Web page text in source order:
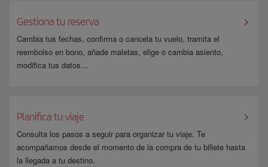
reserva por separado.
Infórmate en la página dewww.fomento.gob.es .
Gestiona tu reserva
Cambia tus fechas, confirma o cancela tu vuelo, tramita el
reembolso en bono, añade maletas, elige o cambia asiento,
modifica tus datos…
Planifica tu viaje
Consulta los pasos a seguir para organizar tu viaje. Te
acompañamos desde el momento de la compra de tu billete hasta
la llegada a tu destino.